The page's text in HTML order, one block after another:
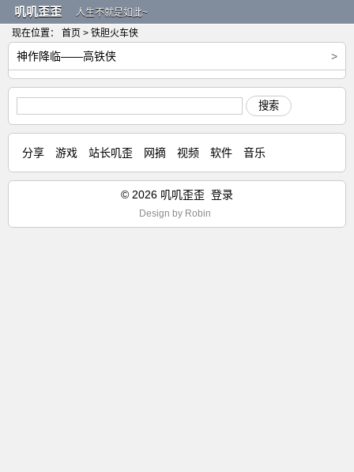
叽叽歪歪
人生不就是如此~
现在位置： 首页 > 铁胆火车侠
>
神作降临——高铁侠
搜索
分享 游戏 站长叽歪 网摘 视频 软件 音乐
© 2026 叽叽歪歪 登录
Design by Robin